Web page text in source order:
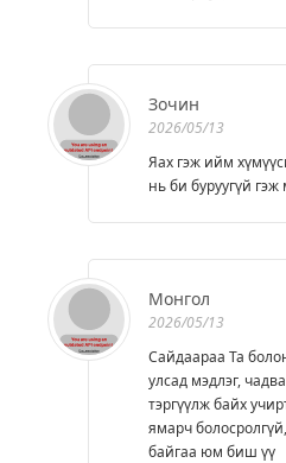
Зочин
2026/05/13
Яах гэж ийм
нь би буруугүй
Монгол
2026/05/13
Сайдаараа Та
улсад мэдлэг,
тэргүүлж байх
ямарч
байгаа юм биш үү